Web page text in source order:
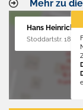
Mehr zu
Hans Heinrichs
Stoddartstr. 18,